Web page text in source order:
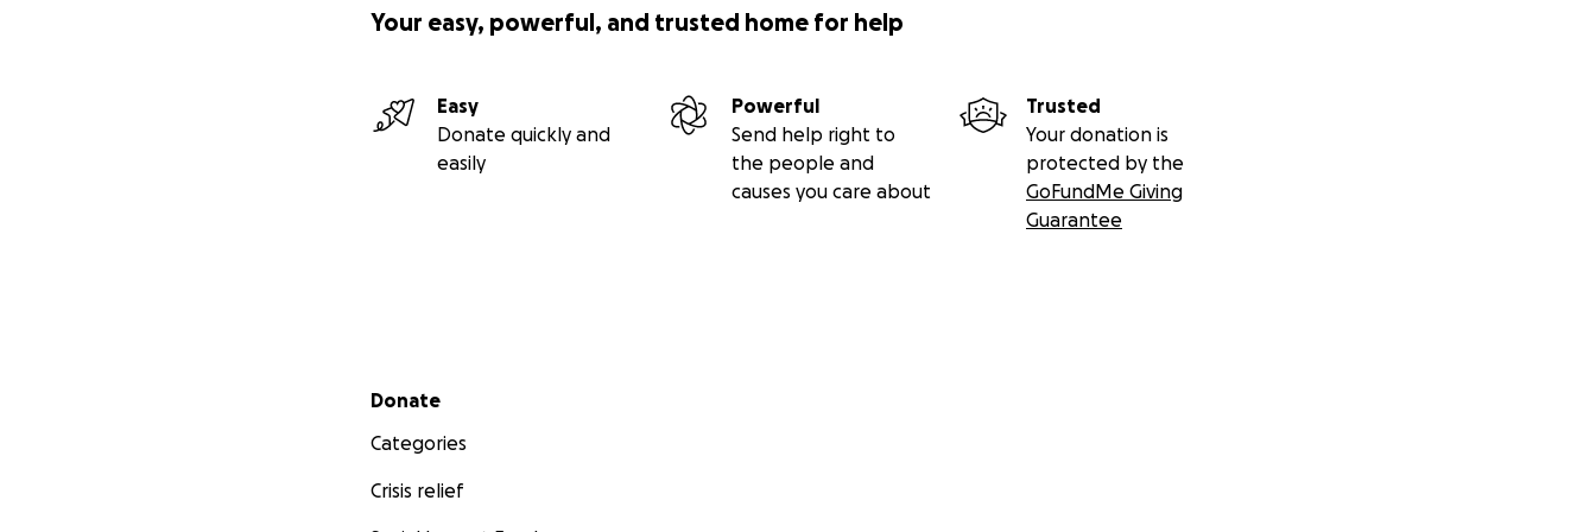
Your easy, powerful, and trusted home for help
Easy
Donate quickly and
easily
Powerful
Send help right to
the people and
causes you care about
Trusted
Your donation is
protected by the
GoFundMe Giving
Guarantee
Secondary menu
Donate
Categories
Crisis relief